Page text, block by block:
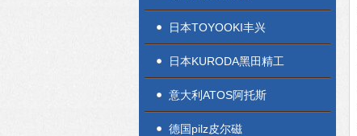
日本TOYOOKI丰兴
日本KURODA黑田精工
意大利ATOS阿托斯
德国pilz皮尔磁